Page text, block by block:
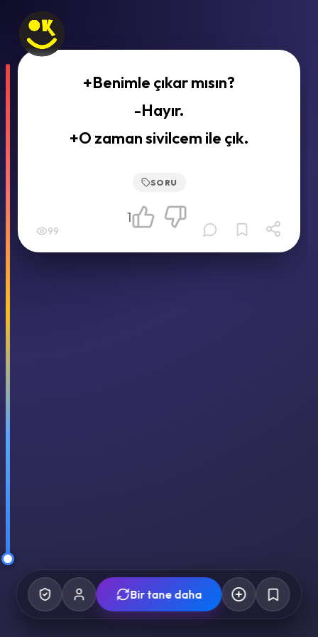
+Benimle çıkar mısın?
-Hayır.
+O zaman sivilcem ile çık.
SORU
99
1
Bir tane daha